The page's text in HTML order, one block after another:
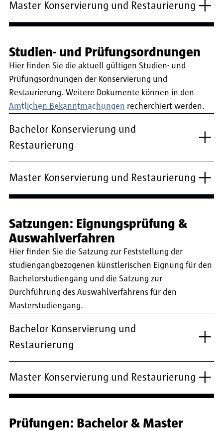
Master Konservierung und Restaurierung
Studien- und Prüfungsordnungen
Hier finden Sie die aktuell gültigen Studien- und
Prüfungsordnungen der Konservierung und
Restaurierung. Weitere Dokumente können in den
Amtlichen Bekanntmachungen recherchiert werden.
Bachelor Konservierung und
Restaurierung
Master Konservierung und Restaurierung
Satzungen: Eignungsprüfung &
Auswahlverfahren
Hier finden Sie die Satzung zur Feststellung der
studiengangbezogenen künstlerischen Eignung für den
Bachelorstudiengang und die Satzung zur
Durchführung des Auswahlverfahrens für den
Masterstudiengang.
Bachelor Konservierung und
Restaurierung
Master Konservierung und Restaurierung
Prüfungen: Bachelor & Master